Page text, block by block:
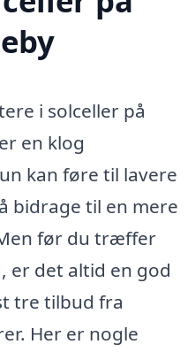
i solceller på
en klog
kan føre til lavere
bidrage til en mere
før du træffer
er det altid en god
tre tilbud fra
Her er nogle